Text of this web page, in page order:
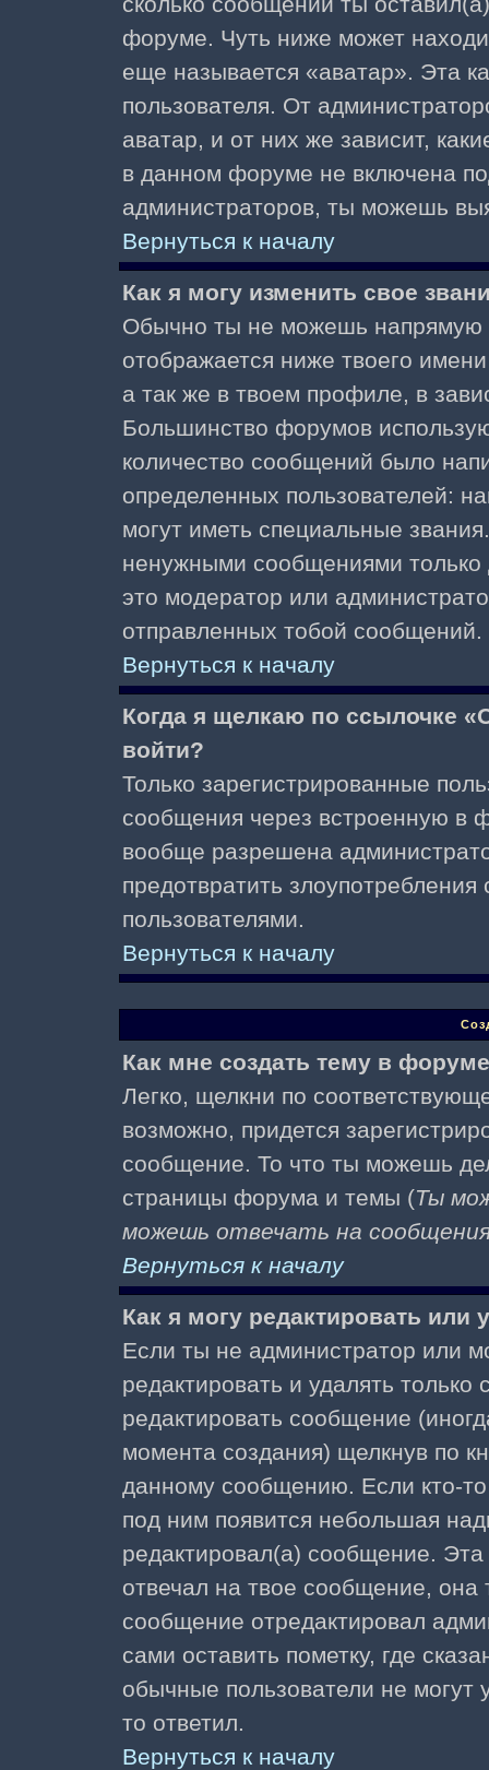
форуме. Чуть ниже может
еще называется «аватар». Эта
пользователя. От
аватар, и от них же зависит,
в данном форуме не включена
администраторов, ты можешь
Вернуться к началу
Как я могу изменить свое
Обычно ты не можешь напрямую
отображается ниже твоего
а так же в твоем профиле, в
Большинство форумов
количество сообщений было
определенных пользователей:
могут иметь специальные
ненужными сообщениями только
это модератор или
отправленных тобой сообщений.
Вернуться к началу
Когда я щелкаю по ссылочке
войти?
Только зарегистрированные
сообщения через встроенную в
вообще разрешена
предотвратить
пользователями.
Вернуться к началу
Как мне создать тему в
Легко, щелкни по
возможно, придется
сообщение. То что ты можешь
страницы форума и темы (Ты
можешь отвечать на
Вернуться к началу
Как я могу редактировать или
Если ты не администратор или
редактировать и удалять
редактировать сообщение
момента создания) щелкнув по
данному сообщению. Если кто-
под ним появится небольшая
редактировал(а) сообщение. Эта
отвечал на твое сообщение, она
сообщение отредактировал
сами оставить пометку, где
обычные пользователи не могут
то ответил.
Вернуться к началу